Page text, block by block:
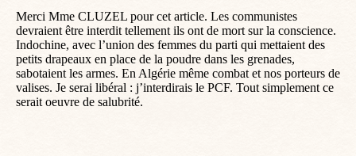
Merci Mme CLUZEL pour cet article. Les communistes
devraient être interdit tellement ils ont de mort sur la conscience.
Indochine, avec l’union des femmes du parti qui mettaient des
petits drapeaux en place de la poudre dans les grenades,
sabotaient les armes. En Algérie même combat et nos porteurs de
valises. Je serai libéral : j’interdirais le PCF. Tout simplement ce
serait oeuvre de salubrité.